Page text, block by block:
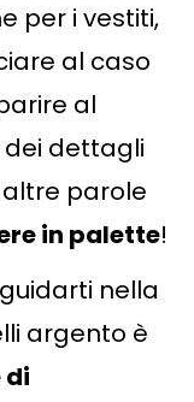
per i vestiti,
al caso
al
dei dettagli
altre parole
in palette!
nella
argento è
di